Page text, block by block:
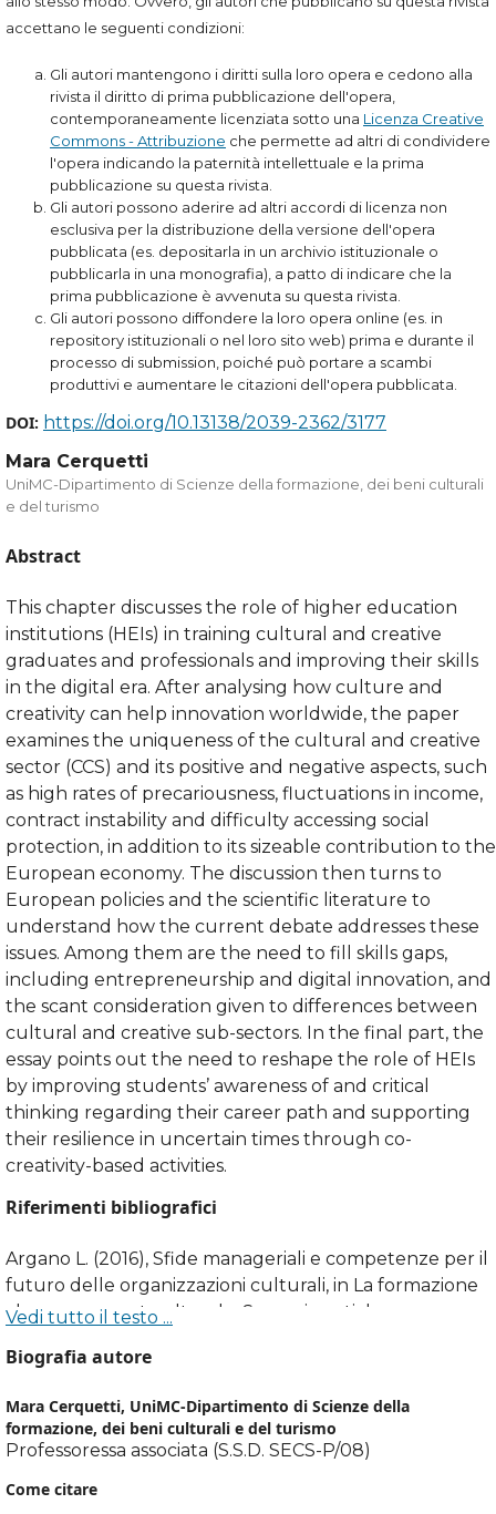
accettano le seguenti condizioni:
Gli autori mantengono i diritti sulla loro opera e cedono alla
rivista il diritto di prima pubblicazione dell'opera,
contemporaneamente licenziata sotto una Licenza Creative
Commons - Attribuzione che permette ad altri di condividere
l'opera indicando la paternità intellettuale e la prima
pubblicazione su questa rivista.
Gli autori possono aderire ad altri accordi di licenza non
esclusiva per la distribuzione della versione dell'opera
pubblicata (es. depositarla in un archivio istituzionale o
pubblicarla in una monografia), a patto di indicare che la
prima pubblicazione è avvenuta su questa rivista.
Gli autori possono diffondere la loro opera online (es. in
repository istituzionali o nel loro sito web) prima e durante il
processo di submission, poiché può portare a scambi
produttivi e aumentare le citazioni dell'opera pubblicata.
DOI: https://doi.org/10.13138/2039-2362/3177
Mara Cerquetti
UniMC-Dipartimento di Scienze della formazione, dei beni culturali
e del turismo
Abstract
This chapter discusses the role of higher education
institutions (HEIs) in training cultural and creative
graduates and professionals and improving their skills
in the digital era. After analysing how culture and
creativity can help innovation worldwide, the paper
examines the uniqueness of the cultural and creative
sector (CCS) and its positive and negative aspects, such
as high rates of precariousness, fluctuations in income,
contract instability and difficulty accessing social
protection, in addition to its sizeable contribution to the
European economy. The discussion then turns to
European policies and the scientific literature to
understand how the current debate addresses these
issues. Among them are the need to fill skills gaps,
including entrepreneurship and digital innovation, and
the scant consideration given to differences between
cultural and creative sub-sectors. In the final part, the
essay points out the need to reshape the role of HEIs
by improving students’ awareness of and critical
thinking regarding their career path and supporting
their resilience in uncertain times through co-
creativity-based activities.
Riferimenti bibliografici
Argano L. (2016), Sfide manageriali e competenze per il
futuro delle organizzazioni culturali, in La formazione
al management culturale. Scenari, pratiche, nuove
48-79.
Ashton D., Noonan C. (2013), Cultural Work and Higher
Education, London: Palgrave Macmillan.
Banaji S., Burn A., Buckingham D. (2010), The rhetorics
Vedi tutto il testo ...
Biografia autore
Mara Cerquetti, UniMC-Dipartimento di Scienze della
formazione, dei beni culturali e del turismo
Professoressa associata (S.S.D. SECS-P/08)
Come citare